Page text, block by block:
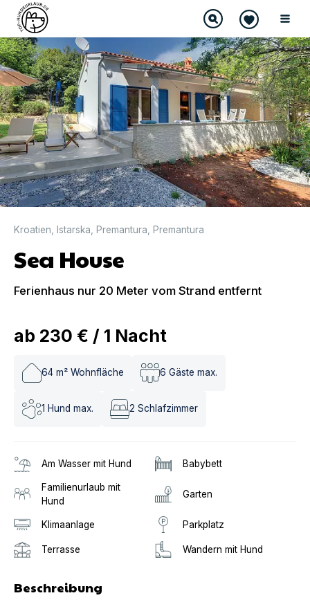
DIREKT BUCHBAR
Kroatien Istarska Premantura Premantura
Sea House
Ferienhaus nur 20 Meter vom Strand entfernt
ab 230 € / 1 Nacht
64 m² Wohnfläche 6 Gäste max.
1 Hund max. 2 Schlafzimmer
Am Wasser mit Hund Babybett
Familienurlaub mit
Hund
Garten
Klimaanlage Parkplatz
Terrasse Wandern mit Hund
Beschreibung